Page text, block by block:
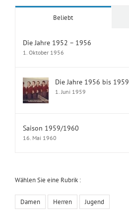
Beliebt
Die Jahre 1952 – 1956
1. Oktober 1956
Die Jahre 1956 bis 1959
1. Juni 1959
Saison 1959/1960
16. Mai 1960
Wählen Sie eine Rubrik :
Damen Herren Jugend